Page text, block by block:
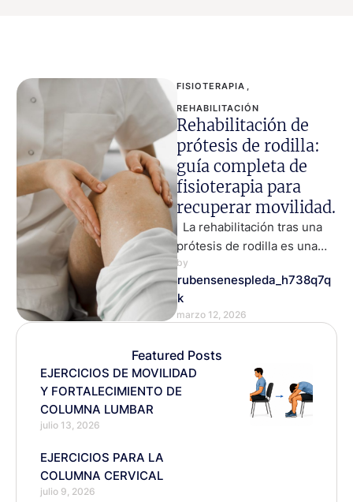
FISIOTERAPIA ,
REHABILITACIÓN
Rehabilitación de
prótesis de rodilla:
guía completa de
fisioterapia para
recuperar movilidad.
La rehabilitación tras una
prótesis de rodilla es una
parte fundamental del
proceso de recuperación
después de …
by
rubensenespleda_h738q7q
k
marzo 12, 2026
Featured Posts
EJERCICIOS DE MOVILIDAD
Y FORTALECIMIENTO DE
COLUMNA LUMBAR
julio 13, 2026
EJERCICIOS PARA LA
COLUMNA CERVICAL
julio 9, 2026